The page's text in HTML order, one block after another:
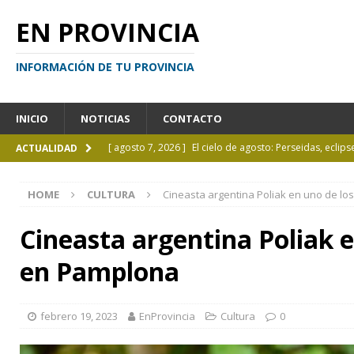
EN PROVINCIA
INFORMACIÓN DE TU PROVINCIA
INICIO NOTICIAS CONTACTO
ACTUALIDAD [ agosto 7, 2026 ] El cielo de agosto: Perseidas,
[ agosto 6, 2026 ] Calendario de eventos turísticos en
La UCALP incorpora la
[ agosto 7, 2026 ]
HOME CULTURA Cineasta argentina Poliak en uno de
Cineasta argentina Poliak
en Pamplona
febrero 19, 2023 EnProvincia Cultura 0